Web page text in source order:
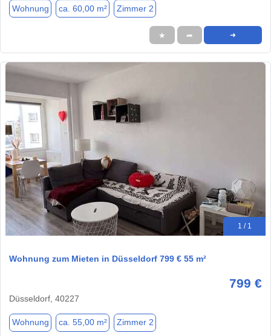
Wohnung ca. 60,00 m² Zimmer 2
★ ➦ ➜
1 / 1
Wohnung zum Mieten in Düsseldorf 799 € 55 m²
799 €
Düsseldorf, 40227
Wohnung ca. 55,00 m² Zimmer 2